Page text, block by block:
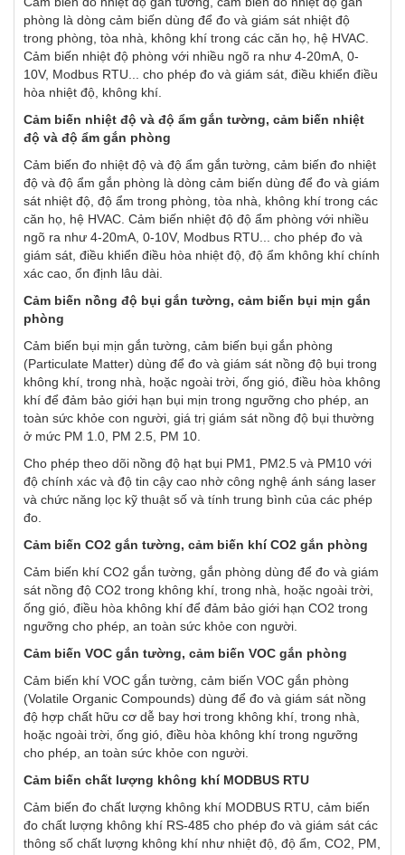
phòng là dòng cảm biến dùng để đo và giám sát nhiệt độ
trong phòng, tòa nhà, không khí trong các căn họ, hệ HVAC.
Cảm biến nhiệt độ phòng với nhiều ngõ ra như 4-20mA, 0-
10V, Modbus RTU... cho phép đo và giám sát, điều khiển điều
hòa nhiệt độ, không khí.
Cảm biến nhiệt độ và độ ẩm gắn tường, cảm biến nhiệt
độ và độ ẩm gắn phòng
Cảm biến đo nhiệt độ và độ ẩm gắn tường, cảm biến đo nhiệt
độ và độ ẩm gắn phòng là dòng cảm biến dùng để đo và giám
sát nhiệt độ, độ ẩm trong phòng, tòa nhà, không khí trong các
căn họ, hệ HVAC. Cảm biến nhiệt độ độ ẩm phòng với nhiều
ngõ ra như 4-20mA, 0-10V, Modbus RTU... cho phép đo và
giám sát, điều khiển điều hòa nhiệt độ, độ ẩm không khí chính
xác cao, ổn định lâu dài.
Cảm biến nồng độ bụi gắn tường, cảm biến bụi mịn gắn
phòng
Cảm biến bụi mịn gắn tường, cảm biến bụi gắn phòng
(Particulate Matter) dùng để đo và giám sát nồng độ bụi trong
không khí, trong nhà, hoặc ngoài trời, ống gió, điều hòa không
khí để đảm bảo giới hạn bụi mịn trong ngưỡng cho phép, an
toàn sức khỏe con người, giá trị giám sát nồng độ bụi thường
ở mức PM 1.0, PM 2.5, PM 10.
Cho phép theo dõi nồng độ hạt bụi PM1, PM2.5 và PM10 với
độ chính xác và độ tin cậy cao nhờ công nghệ ánh sáng laser
và chức năng lọc kỹ thuật số và tính trung bình của các phép
đo.
Cảm biến CO2 gắn tường, cảm biến khí CO2 gắn phòng
Cảm biến khí CO2 gắn tường, gắn phòng dùng để đo và giám
sát nồng độ CO2 trong không khí, trong nhà, hoặc ngoài trời,
ống gió, điều hòa không khí để đảm bảo giới hạn CO2 trong
ngưỡng cho phép, an toàn sức khỏe con người.
Cảm biến VOC gắn tường, cảm biến VOC gắn phòng
Cảm biến khí VOC gắn tường, cảm biến VOC gắn phòng
(Volatile Organic Compounds) dùng để đo và giám sát nồng
độ hợp chất hữu cơ dễ bay hơi trong không khí, trong nhà,
hoặc ngoài trời, ống gió, điều hòa không khí trong ngưỡng
cho phép, an toàn sức khỏe con người.
Cảm biến chất lượng không khí MODBUS RTU
Cảm biến đo chất lượng không khí MODBUS RTU, cảm biến
đo chất lượng không khí RS-485 cho phép đo và giám sát các
thông số chất lượng không khí như nhiệt độ, độ ẩm, CO2, PM,